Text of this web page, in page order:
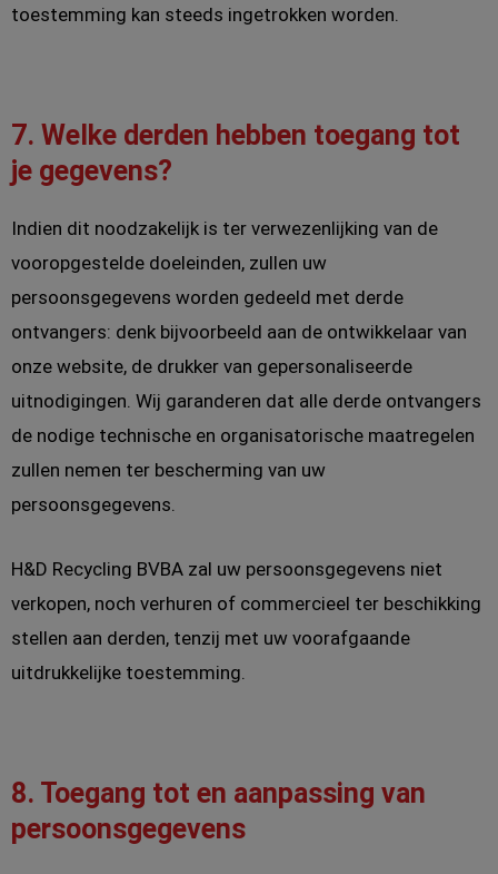
toestemming kan steeds ingetrokken worden.
7. Welke derden hebben toegang tot
je gegevens?
Indien dit noodzakelijk is ter verwezenlijking van de
vooropgestelde doeleinden, zullen uw
persoonsgegevens worden gedeeld met derde
ontvangers: denk bijvoorbeeld aan de ontwikkelaar van
onze website, de drukker van gepersonaliseerde
uitnodigingen. Wij garanderen dat alle derde ontvangers
de nodige technische en organisatorische maatregelen
zullen nemen ter bescherming van uw
persoonsgegevens.
H&D Recycling BVBA zal uw persoonsgegevens niet
verkopen, noch verhuren of commercieel ter beschikking
stellen aan derden, tenzij met uw voorafgaande
uitdrukkelijke toestemming.
8. Toegang tot en aanpassing van
persoonsgegevens